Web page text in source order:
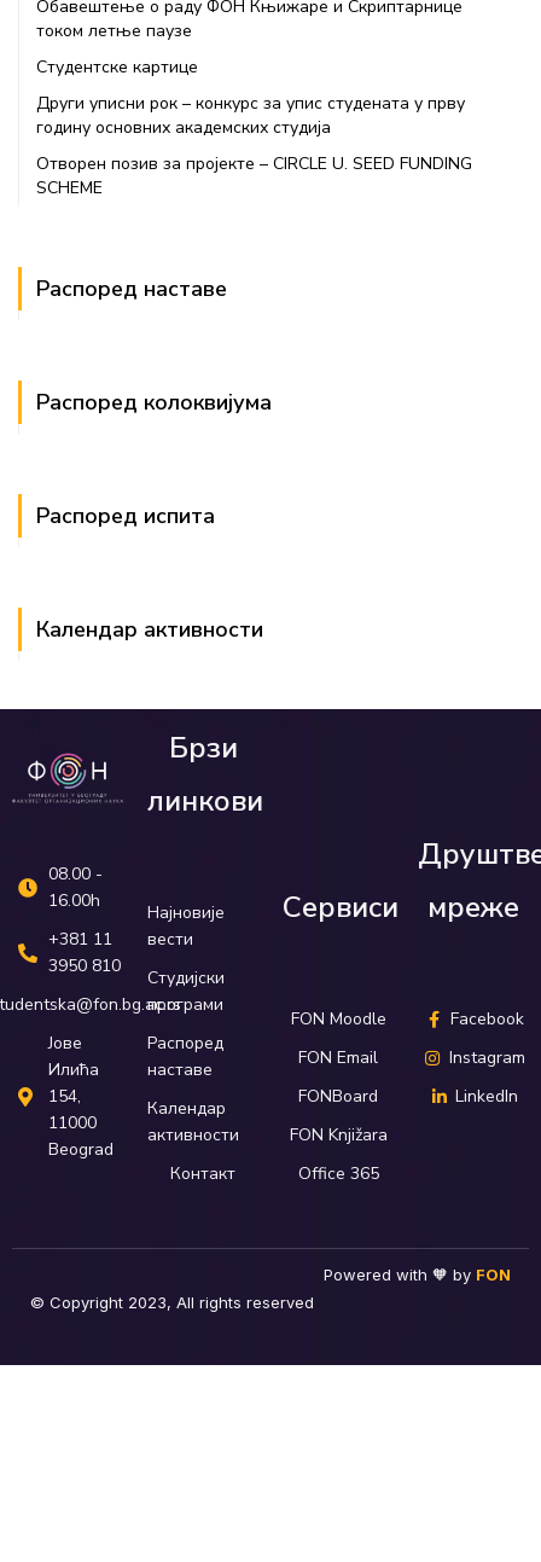
Обавештење о раду ФОН Књижаре и Скриптарнице
током летње паузе
Студентске картице
Други уписни рок – конкурс за упис студената у прву
годину основних академских студија
Отворен позив за пројекте – CIRCLE U. SEED FUNDING
SCHEME
Распоред наставе
Распоред колоквијума
Распоред испита
Календар активности
08.00 -
16.00h
+381 11
3950 810
Јове
Илића
154,
11000
Beograd
Брзи
линкови
Најновије
вести
Студијски
програми
Распоред
наставе
Календар
активности
Контакт
Сервиси
FON Moodle
FON Email
FONBoard
FON Knjižara
Office 365
мреже
Facebook
Instagram
LinkedIn
Powered with 🧡 by FON
© Copyright 2023, All rights reserved